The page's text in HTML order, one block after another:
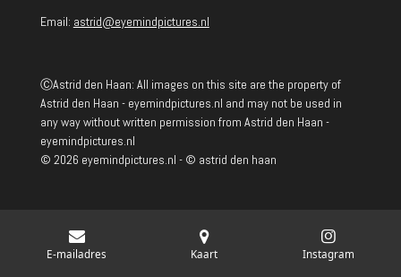
Email: astrid@eyemindpictures.nl
ⒸAstrid den Haan: All images on this site are the property of
Astrid den Haan - eyemindpictures.nl and may not be used in
any way without written permission from Astrid den Haan -
eyemindpictures.nl
© 2026 eyemindpictures.nl - © astrid den haan
E-mailadres Kaart Instagram